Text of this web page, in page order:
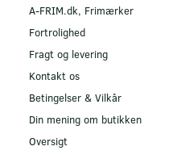
A-FRIM.dk, Frimærker
Fortrolighed
Fragt og levering
Kontakt os
Betingelser & Vilkår
Din mening om butikken
Oversigt